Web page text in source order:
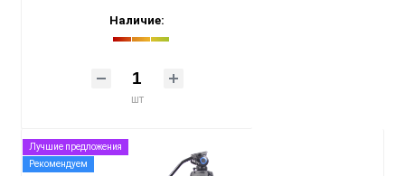
Наличие:
шт
Лучшие предложения
Рекомендуем